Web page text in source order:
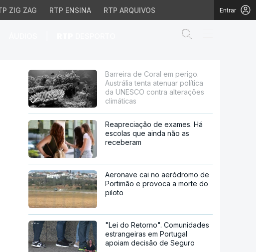
ZIG ZAG RTP ENSINA RTP ARQUIVOS Entrar
atenuar política da
Barreira de Coral em perigo.
Austrália tenta atenuar política
da UNESCO contra alterações
climáticas
Reapreciação de exames. Há
escolas que ainda não as
receberam
Aeronave cai no aeródromo de
Portimão e provoca a morte do
piloto
"Lei do Retorno". Comunidades
estrangeiras em Portugal
apoiam decisão de Seguro